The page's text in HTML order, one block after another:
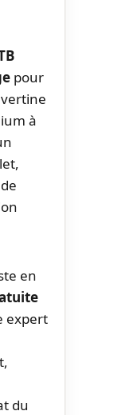
pour
à
en
expert
du